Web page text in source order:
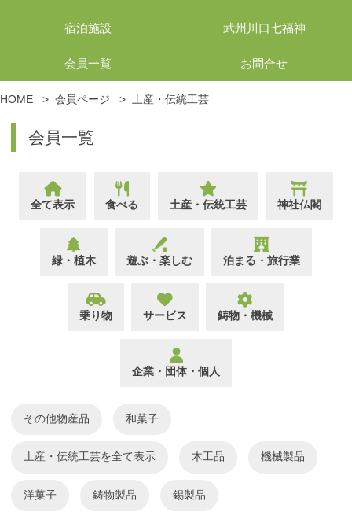
宿泊施設 武州川口七福神
会員一覧 お問合せ
HOME > 会員ページ > 土産・伝統工芸
会員一覧
全て表示 食べる 土産・伝統工芸 神社仏閣
緑・植木 遊ぶ・楽しむ 泊まる・旅行業
乗り物 サービス 鋳物・機械
企業・団体・個人
その他物産品 和菓子
土産・伝統工芸 木工品 機械製品
洋菓子 鋳物製品 錫製品